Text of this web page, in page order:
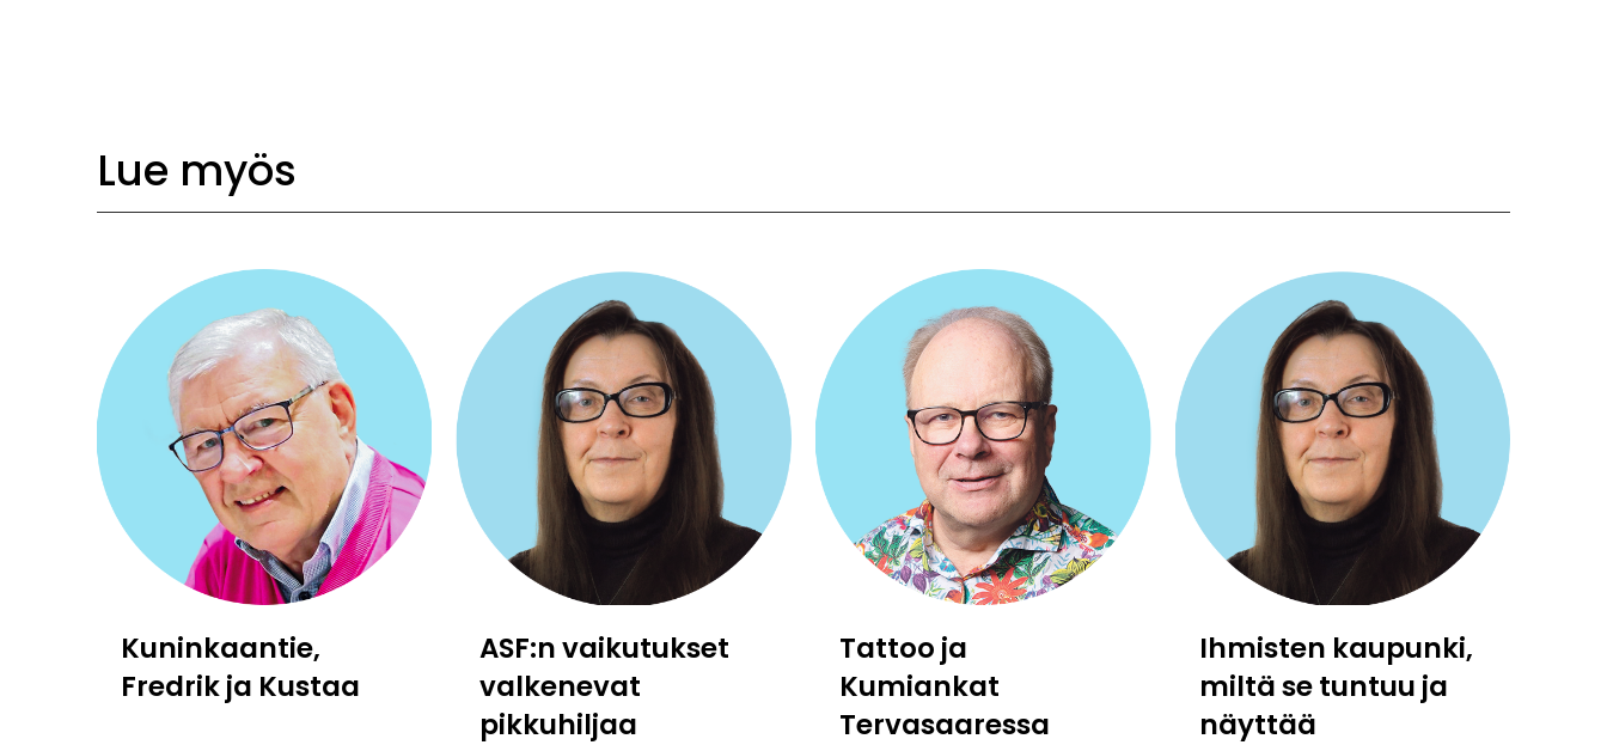
Lue myös
Kuninkaantie,
Fredrik ja Kustaa
ASF:n vaikutukset
valkenevat
pikkuhiljaa
Tattoo ja
Kumiankat
Tervasaaressa
Ihmisten kaupunki,
miltä se tuntuu ja
näyttää